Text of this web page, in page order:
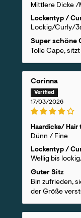
Mittlere Dicke /
Lockentyp /
Lockig/Curly/
Super schöne
Tolle Cape,
Corinna
17/03/2026
Haardicke/ Hair
Dünn / Fine
Lockentyp /
Wellig bis
Guter Sitz
Bin zufrieden,
der Größe